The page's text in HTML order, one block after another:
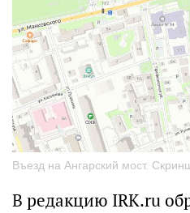
Въезд на Ангарский мост.
В редакцию IRK.ru